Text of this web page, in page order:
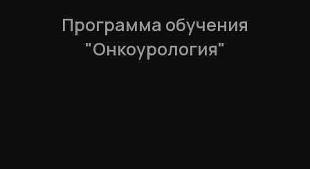
Программа обучения
"Онкоурология"